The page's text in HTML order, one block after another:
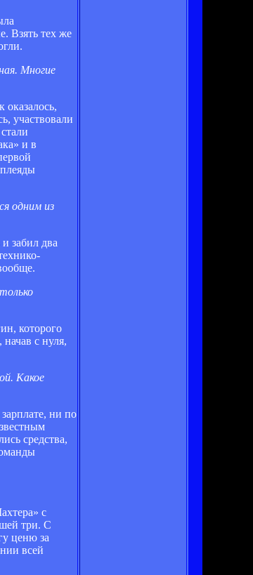
Взять тех же
Многие
участвовали
и в
одним из
забил два
которого
с нуля,
Какое
ни по
средства,
с
три. С
ценю за
всей